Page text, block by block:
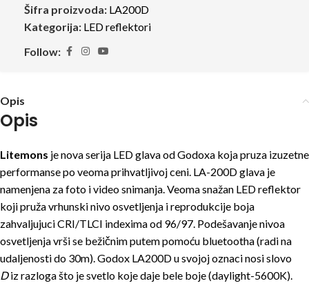
Šifra proizvoda: LA200D
Kategorija: LED reflektori
Follow:
Opis
Opis
Litemons je nova serija LED glava od Godoxa koja pruza izuzetne
performanse po veoma prihvatljivoj ceni. LA-200D glava je
namenjena za foto i video snimanja. Veoma snažan LED reflektor
koji pruža vrhunski nivo osvetljenja i reprodukcije boja
zahvaljujuci CRI/TLCI indexima od 96/97. Podešavanje nivoa
osvetljenja vrši se bežičnim putem pomoću bluetootha (radi na
udaljenosti do 30m). Godox LA200D u svojoj oznaci nosi slovo
Diz razloga što je svetlo koje daje bele boje (daylight-5600K).